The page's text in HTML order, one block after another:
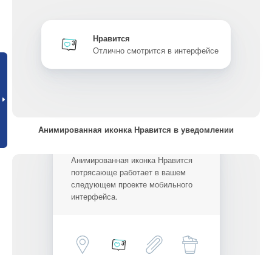
Нравится
Отлично смотрится в интерфейсе
Анимированная иконка Нравится в уведомлении
Анимированная иконка Нравится
потрясающе работает в вашем
следующем проекте мобильного
интерфейса.